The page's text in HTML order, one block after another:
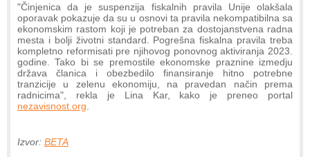
"Činjenica da je suspenzija fiskalnih pravila Unije olakšala
oporavak pokazuje da su u osnovi ta pravila nekompatibilna sa
ekonomskim rastom koji je potreban za dostojanstvena radna
mesta i bolji životni standard. Pogrešna fiskalna pravila treba
kompletno reformisati pre njihovog ponovnog aktiviranja 2023.
godine. Tako bi se premostile ekonomske praznine izmedju
država članica i obezbedilo finansiranje hitno potrebne
tranzicije u zelenu ekonomiju, na pravedan način prema
radnicima", rekla je Lina Kar, kako je preneo portal
nezavisnost.org
Izvor: BETA